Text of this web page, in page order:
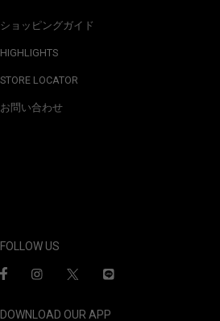
ショッピングガイド
HIGHLIGHTS
STORE LOCATOR
お問い合わせ
FOLLOW US
DOWNLOAD OUR APP